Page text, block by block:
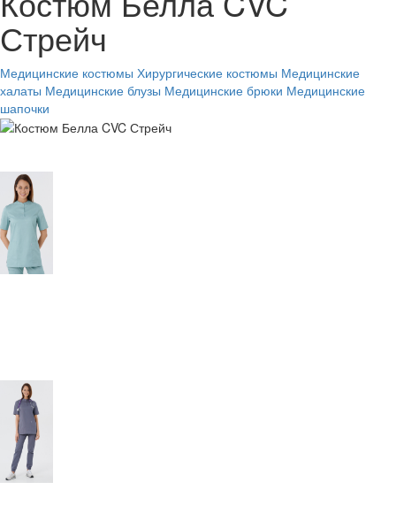
Стрейч
Медицинские костюмы Хирургические костюмы Медицинские
халаты Медицинские блузы Медицинские брюки Медицинские
шапочки